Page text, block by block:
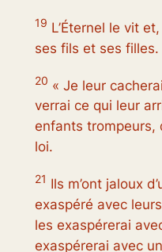
19 L’Éternel le vit
ses fils et ses filles.
20 « Je leur
verrai ce qui leur
enfants trompeurs,
loi.
21 Ils m’ont jaloux
exaspéré avec
les exaspérerai
exaspérerai avec